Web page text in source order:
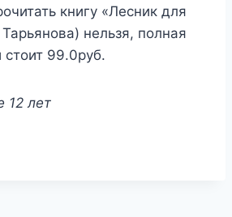
книгу «Лесник для
нельзя, полная
стоит 99.0руб.
12 лет